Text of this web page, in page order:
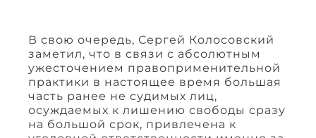
В свою очередь, Сергей Колосовский
заметил, что в связи с абсолютным
ужесточением правоприменительной
практики в настоящее время большая
часть ранее не судимых лиц,
осуждаемых к лишению свободы сразу
на большой срок, привлечена к